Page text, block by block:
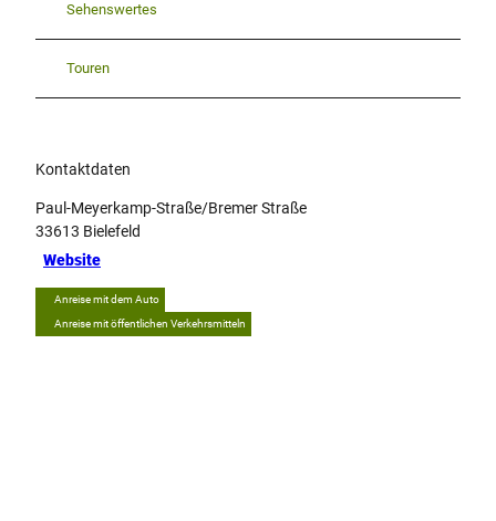
Sehenswertes
Touren
Kontaktdaten
Paul-Meyerkamp-Straße/Bremer Straße
33613 Bielefeld
Website
Anreise mit dem Auto
Anreise mit öffentlichen Verkehrsmitteln